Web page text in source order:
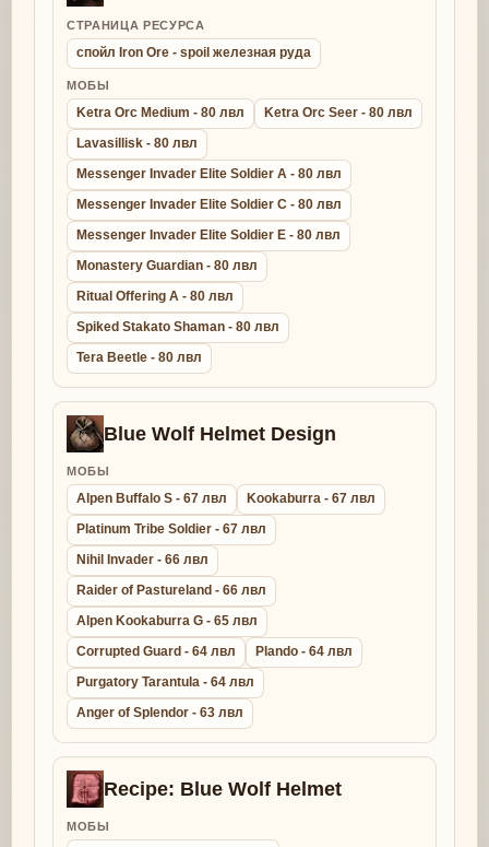
СТРАНИЦА РЕСУРСА
спойл Iron Ore - spoil железная руда
МОБЫ
Ketra Orc Medium - 80 лвл
Ketra Orc Seer - 80 лвл
Lavasillisk - 80 лвл
Messenger Invader Elite Soldier A - 80 лвл
Messenger Invader Elite Soldier C - 80 лвл
Messenger Invader Elite Soldier E - 80 лвл
Monastery Guardian - 80 лвл
Ritual Offering A - 80 лвл
Spiked Stakato Shaman - 80 лвл
Tera Beetle - 80 лвл
Blue Wolf Helmet Design
МОБЫ
Alpen Buffalo S - 67 лвл
Kookaburra - 67 лвл
Platinum Tribe Soldier - 67 лвл
Nihil Invader - 66 лвл
Raider of Pastureland - 66 лвл
Alpen Kookaburra G - 65 лвл
Corrupted Guard - 64 лвл
Plando - 64 лвл
Purgatory Tarantula - 64 лвл
Anger of Splendor - 63 лвл
Recipe: Blue Wolf Helmet
МОБЫ